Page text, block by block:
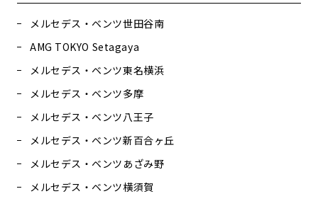
メルセデス・ベンツ世田谷南
AMG TOKYO Setagaya
メルセデス・ベンツ東名横浜
メルセデス・ベンツ多摩
メルセデス・ベンツ八王子
メルセデス・ベンツ新百合ヶ丘
メルセデス・ベンツあざみ野
メルセデス・ベンツ横須賀